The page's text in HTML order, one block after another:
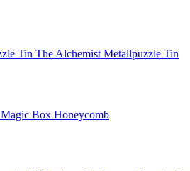
The Alchemist Metallpuzzle Tin
Magic Box Honeycomb